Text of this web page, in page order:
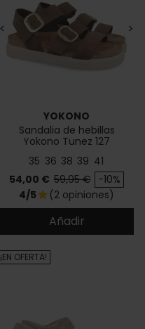
< >
YOKONO
Sandalia de hebillas
Yokono Tunez 127
35 36 38 39 41
Precio
54,00 € Precio base
59,95 € -10%
4/5star (2 opiniones)
Añadir
¡EN OFERTA!